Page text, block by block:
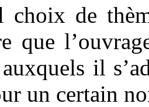
choix de
que
il
un certain